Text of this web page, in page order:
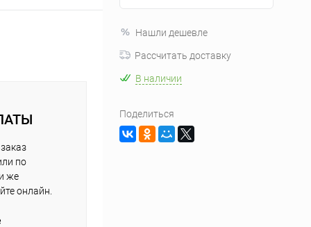
по
же
онлайн.
Нашли дешевле
Рассчитать доставку
В наличии
Поделиться